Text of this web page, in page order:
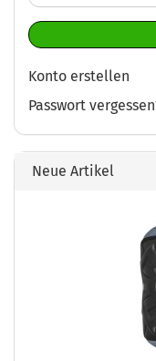
Konto erstellen
Passwort
Neue Artikel